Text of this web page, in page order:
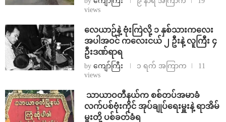
views
⁨လေယာဉ်နဲ့ ဗုံးကြဲလို့ ၁ နှစ်သားကလေး
အပါအဝင် ကလေးငယ် ၂ ဦးနဲ့ လူကြီး ၄
ဦးဒဏ်ရာရ
by ကျော်ကြီး ၁ ရက် အကြာက
11
views
⁩ ⁨သာယာဝတီနယ်က စစ်တပ်အမာခံ
လက်ပစ်ဗုံးကိုင် အုပ်ချုပ်ရေးမှူးနဲ့ ရာအိမ်
မှူးတို့ ပစ်ခတ်ခံရ